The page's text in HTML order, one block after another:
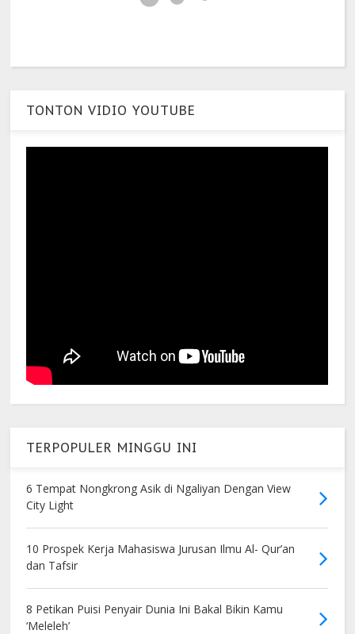
TONTON VIDIO YOUTUBE
TERPOPULER MINGGU INI
6 Tempat Nongkrong Asik di Ngaliyan Dengan View
City Light
10 Prospek Kerja Mahasiswa Jurusan Ilmu Al- Qur’an
dan Tafsir
8 Petikan Puisi Penyair Dunia Ini Bakal Bikin Kamu
‘Meleleh’